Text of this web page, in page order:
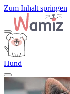
Zum Inhalt springen
Hund